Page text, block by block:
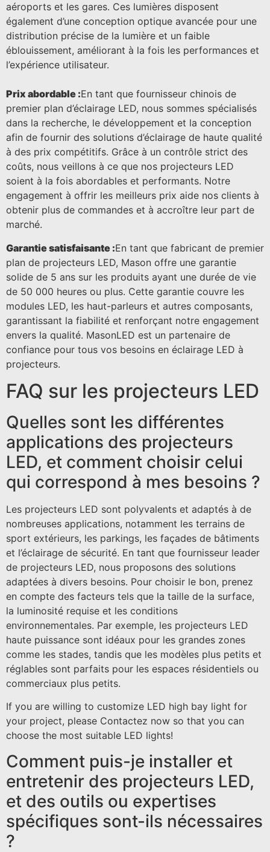
aéroports et les gares. Ces lumières disposent
également d’une conception optique avancée pour une
distribution précise de la lumière et un faible
éblouissement, améliorant à la fois les performances et
l’expérience utilisateur.
Prix abordable :En tant que fournisseur chinois de
premier plan d’éclairage LED, nous sommes spécialisés
dans la recherche, le développement et la conception
afin de fournir des solutions d’éclairage de haute qualité
à des prix compétitifs. Grâce à un contrôle strict des
coûts, nous veillons à ce que nos projecteurs LED
soient à la fois abordables et performants. Notre
engagement à offrir les meilleurs prix aide nos clients à
obtenir plus de commandes et à accroître leur part de
marché.
Garantie satisfaisante :En tant que fabricant de premier
plan de projecteurs LED, Mason offre une garantie
solide de 5 ans sur les produits ayant une durée de vie
de 50 000 heures ou plus. Cette garantie couvre les
modules LED, les haut-parleurs et autres composants,
garantissant la fiabilité et renforçant notre engagement
envers la qualité. MasonLED est un partenaire de
confiance pour tous vos besoins en éclairage LED à
projecteurs.
FAQ sur les projecteurs LED
Quelles sont les différentes
applications des projecteurs
LED, et comment choisir celui
qui correspond à mes besoins ?
Les projecteurs LED sont polyvalents et adaptés à de
nombreuses applications, notamment les terrains de
sport extérieurs, les parkings, les façades de bâtiments
et l’éclairage de sécurité. En tant que fournisseur leader
de projecteurs LED, nous proposons des solutions
adaptées à divers besoins. Pour choisir le bon, prenez
en compte des facteurs tels que la taille de la surface,
la luminosité requise et les conditions
environnementales. Par exemple, les projecteurs LED
haute puissance sont idéaux pour les grandes zones
comme les stades, tandis que les modèles plus petits et
réglables sont parfaits pour les espaces résidentiels ou
commerciaux plus petits.
If you are willing to customize LED high bay light for
your project, please Contactez now so that you can
choose the most suitable LED lights!
Comment puis-je installer et
entretenir des projecteurs LED,
et des outils ou expertises
spécifiques sont-ils nécessaires
?